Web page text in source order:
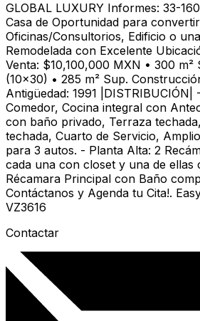
GLOBAL LUXURY Informes: 33-
Casa de Oportunidad para
Oficinas/Consultorios, Edificio o
Remodelada con Excelente
Venta: $10,100,000 MXN • 300 m²
(10x30) • 285 m² Sup.
Antigüedad: 1991 |DISTRIBUCIÓN|
Comedor, Cocina integral con
con baño privado, Terraza
techada, Cuarto de Servicio,
para 3 autos. - Planta Alta: 2
cada una con closet y una de ellas
Récamara Principal con Baño
Contáctanos y Agenda tu Cita!.
VZ3616
Contactar